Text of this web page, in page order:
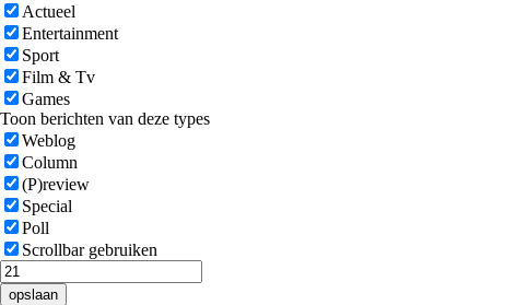
Actueel
Entertainment
Sport
Film & Tv
Games
Toon berichten van deze types
Weblog
Column
(P)review
Special
Poll
Scrollbar gebruiken
opslaan